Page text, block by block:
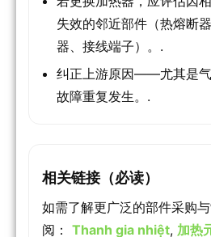
失效的邻近部件（热熔断
器、接线端子）。.
纠正上游原因——尤其是
故障重复发生。.
相关链接（必读）
如需了解更广泛的部件采购
阅： Thanh gia nhiệt, 加热